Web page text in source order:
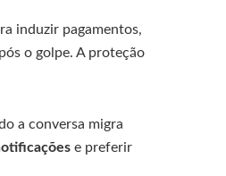
induzir pagamentos,
o golpe. A proteção
a conversa migra
e preferir